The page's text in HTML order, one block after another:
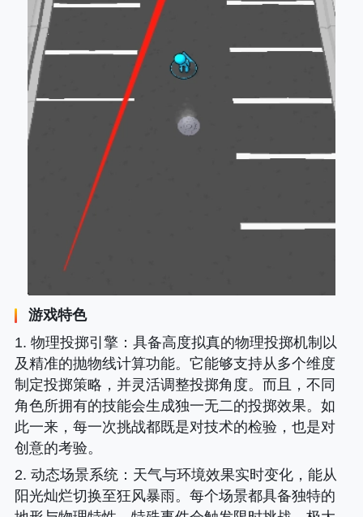
游戏特色
1. 物理投掷引擎：具备高度拟真的物理投掷机制以
及精准的抛物线计算功能。它能够支持从多个维度
制定投掷策略，并灵活调整投掷角度。而且，不同
角色所拥有的技能会生成独一无二的投掷效果。如
此一来，每一次挑战都既是对技术的检验，也是对
创意的考验。
2. 动态场景系统：天气与环境效果实时变化，能从
阳光灿烂切换至狂风暴雨。每个场景都具备独特的